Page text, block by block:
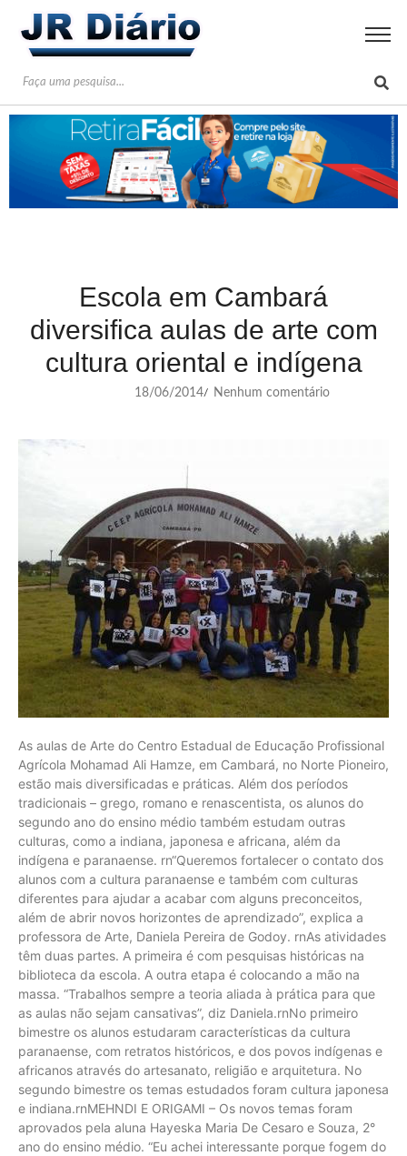
Escola em Cambará
diversifica aulas de arte com
cultura oriental e indígena
18/06/2014/ Nenhum comentário
As aulas de Arte do Centro Estadual de Educação Profissional
Agrícola Mohamad Ali Hamze, em Cambará, no Norte Pioneiro,
estão mais diversificadas e práticas. Além dos períodos
tradicionais – grego, romano e renascentista, os alunos do
segundo ano do ensino médio também estudam outras
culturas, como a indiana, japonesa e africana, além da
indígena e paranaense. rn“Queremos fortalecer o contato dos
alunos com a cultura paranaense e também com culturas
diferentes para ajudar a acabar com alguns preconceitos,
além de abrir novos horizontes de aprendizado”, explica a
professora de Arte, Daniela Pereira de Godoy. rnAs atividades
têm duas partes. A primeira é com pesquisas históricas na
biblioteca da escola. A outra etapa é colocando a mão na
massa. “Trabalhos sempre a teoria aliada à prática para que
as aulas não sejam cansativas”, diz Daniela.rnNo primeiro
bimestre os alunos estudaram características da cultura
paranaense, com retratos históricos, e dos povos indígenas e
africanos através do artesanato, religião e arquitetura. No
segundo bimestre os temas estudados foram cultura japonesa
e indiana.rnMEHNDI E ORIGAMI – Os novos temas foram
aprovados pela aluna Hayeska Maria De Cesaro e Souza, 2°
ano do ensino médio. “Eu achei interessante porque fogem do